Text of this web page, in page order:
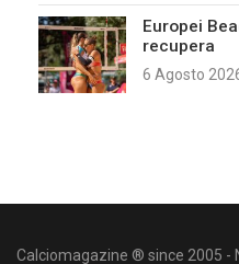
Europei
recupera
6 Agosto
Calciomagazine ® since 2005 -